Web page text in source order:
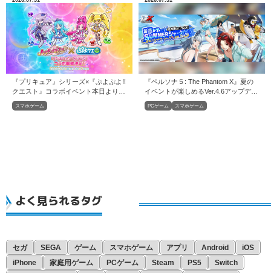
スマホゲーム
『プリキュア』シリーズ×『ぷよぷよ!!
クエスト』コラボイベント本日より開
催！
PCゲーム スマホゲーム
『ペルソナ５: The Phantom X』夏の
イベントが楽しめるVer.4.6アップデー
トを実施
よく見られるタグ
セガ SEGA ゲーム スマホゲーム アプリ Android
iOS
iPhone
家庭用ゲーム PCゲーム Steam PS5
Switch